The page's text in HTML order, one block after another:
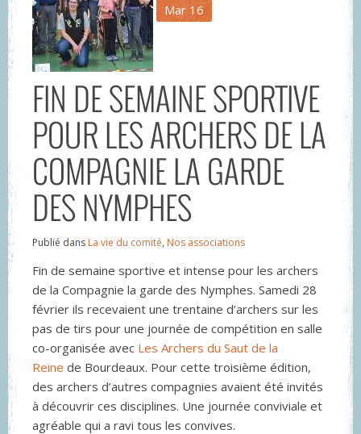
Mar 16
FIN DE SEMAINE SPORTIVE
POUR LES ARCHERS DE LA
COMPAGNIE LA GARDE
DES NYMPHES
Publié dans La vie du comité, Nos associations
Fin de semaine sportive et intense pour les archers
de la Compagnie la garde des Nymphes. Samedi 28
février ils recevaient une trentaine d’archers sur les
pas de tirs pour une journée de compétition en salle
co-organisée avec Les Archers du Saut de la
Reine de Bourdeaux. Pour cette troisième édition,
des archers d’autres compagnies avaient été invités
à découvrir ces disciplines. Une journée conviviale et
agréable qui a ravi tous les convives.